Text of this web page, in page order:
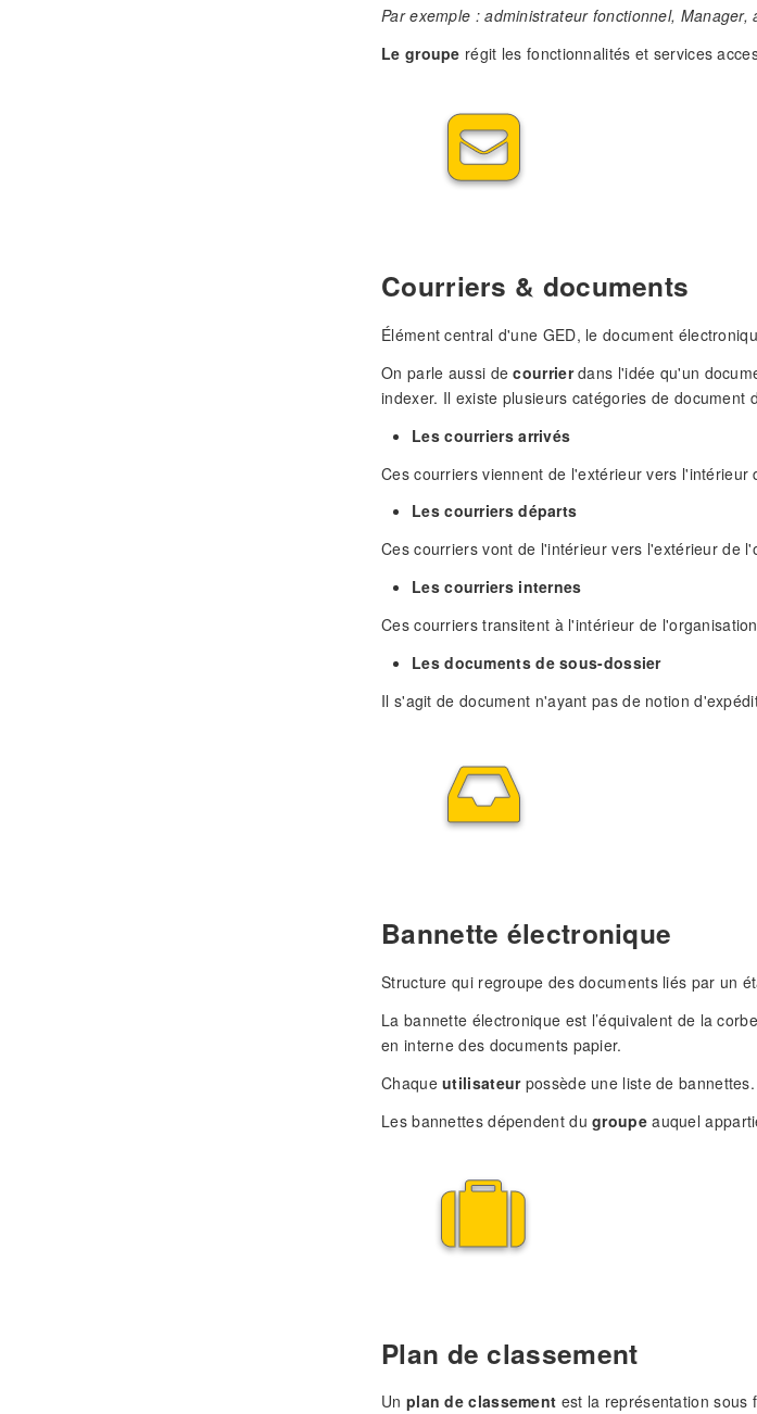
Par exemple : administrateur fonctionnel, Manager,
Le groupe régit les fonctionnalités et services
Courriers & documents
Élément central d'une GED, le document
On parle aussi decourrierdans l'idée qu'un
indexer. Il existe plusieurs catégories de document
Les courriers arrivés
Ces courriers viennent de l'extérieur vers l'intérieur
Les courriers départs
Ces courriers vont de l'intérieur vers l'extérieur de
Les courriers internes
Ces courriers transitent à l'intérieur de l'organisation
Les documents de sous-dossier
Il s'agit de document n'ayant pas de notion
Bannette électronique
Structure qui regroupe des documents liés par un
La bannette électronique est l’équivalent de la
en interne des documents papier.
Chaqueutilisateurpossède une liste de bannettes.
Les bannettes dépendent dugroupeauquel
Plan de classement
Un plan de classement est la représentation sous